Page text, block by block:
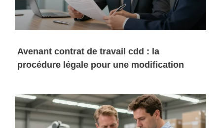
Avenant contrat de travail cdd : la
procédure légale pour une modification